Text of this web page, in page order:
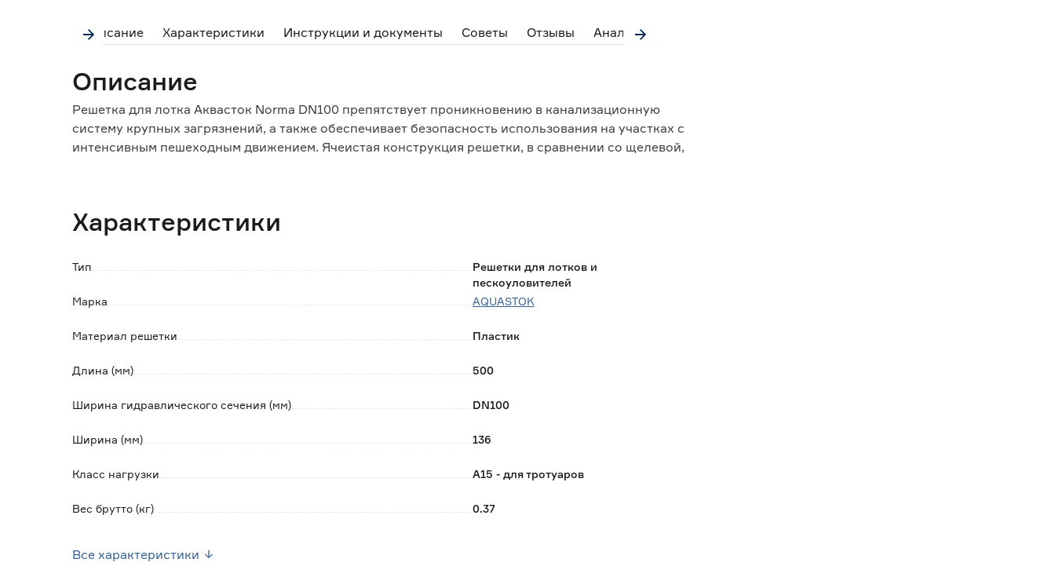
Описание Характеристики Инструкции и документы Советы Отзывы Аналоги
Описание
Решетка для лотка Аквасток Norma DN100 препятствует проникновению в канализационную
систему крупных загрязнений, а также обеспечивает безопасность использования на участках с
интенсивным пешеходным движением. Ячеистая конструкция решетки, в сравнении со щелевой,
исключив случайное или умышленное смещение. Изготовлена из пластика, устойчивого к
почвенных сред.
Характеристики
Тип
Решетки для лотков и
пескоуловителей
Марка
AQUASTOK
Материал решетки Пластик
Длина (мм) 500
Ширина гидравлического сечения (мм) DN100
Ширина (мм) 136
Класс нагрузки A15 - для тротуаров
Вес брутто (кг) 0.37
Все характеристики